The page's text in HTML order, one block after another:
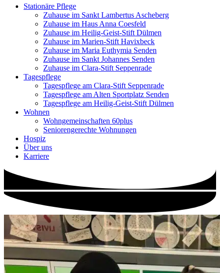
Stationäre Pflege
Zuhause im Sankt Lambertus Ascheberg
Zuhause im Haus Anna Coesfeld
Zuhause im Heilig-Geist-Stift Dülmen
Zuhause im Marien-Stift Havixbeck
Zuhause im Maria Euthymia Senden
Zuhause im Sankt Johannes Senden
Zuhause im Clara-Stift Seppenrade
Tagespflege
Tagespflege am Clara-Stift Seppenrade
Tagespflege am Alten Sportplatz Senden
Tagespflege am Heilig-Geist-Stift Dülmen
Wohnen
Wohngemeinschaften 60plus
Seniorengerechte Wohnungen
Hospiz
Über uns
Karriere